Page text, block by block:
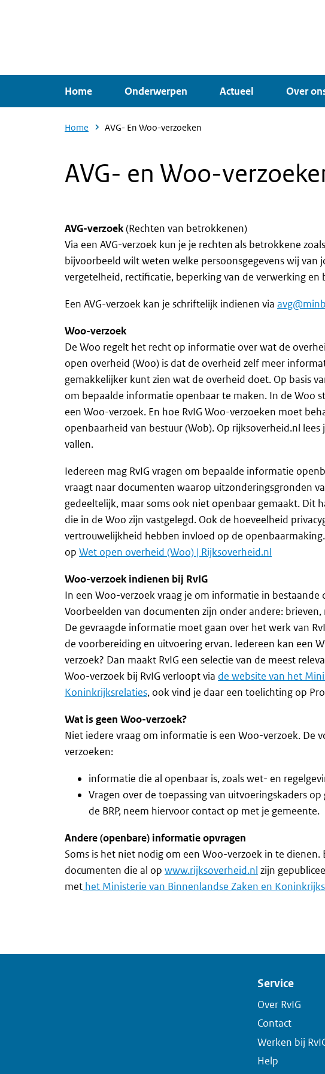
de
gaan
Home Onderwerpen Actueel Over
Home AVG- En Woo-verzoeken
AVG- en Woo-
AVG-verzoek(Rechten van betrokkenen)
Via een AVG-verzoek kun je je rechten als betrokkene
bijvoorbeeld wilt weten welke persoonsgegevens wij van
vergetelheid, rectificatie, beperking van de verwerking en
Een AVG-verzoek kan je schriftelijk indienen via
Woo-verzoek
De Woo regelt het recht op informatie over wat de
open overheid (Woo) is dat de overheid zelf meer
gemakkelijker kunt zien wat de overheid doet. Op basis
om bepaalde informatie openbaar te maken. In de Woo
een Woo-verzoek. En hoe RvIG Woo-verzoeken moet
openbaarheid van bestuur (Wob). Op rijksoverheid.nl
vallen.
Iedereen mag RvIG vragen om bepaalde informatie
vraagt naar documenten waarop uitzonderingsgronden
gedeeltelijk, maar soms ook niet openbaar gemaakt. Dit
die in de Woo zijn vastgelegd. Ook de hoeveelheid
vertrouwelijkheid hebben invloed op de
op Wet open overheid (Woo) | Rijksoverheid.nl
Woo-verzoek indienen bij RvIG
In een Woo-verzoek vraag je om informatie in
Voorbeelden van documenten zijn onder andere:
De gevraagde informatie moet gaan over het werk van
de voorbereiding en uitvoering ervan. Iedereen kan een
verzoek? Dan maakt RvIG een selectie van de meest
Woo-verzoek bij RvIG verloopt via de website van het
Koninkrijksrelaties, ook vind je daar een toelichting op
Wat is geen Woo-verzoek?
Niet iedere vraag om informatie is een Woo-verzoek. De
verzoeken:
informatie die al openbaar is, zoals wet- en
Vragen over de toepassing van uitvoeringskaders
de BRP, neem hiervoor contact op met je gemeente.
Andere (openbare) informatie opvragen
Soms is het niet nodig om een Woo-verzoek in te
documenten die al op www.rijksoverheid.nl zijn
met het Ministerie van Binnenlandse Zaken en
Service
Over RvIG
Contact
Werken bij
Help